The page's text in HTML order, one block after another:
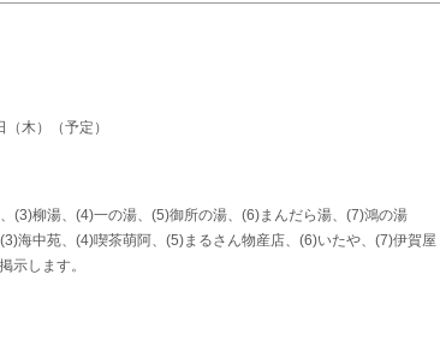
木）（予定）
(3)柳湯、(4)一の湯、(5)御所の湯、(6)まんだら湯、(7)鴻の湯
海中苑、(4)喫茶萌阿、(5)まるさん物産店、(6)いたや、(7)伊賀屋
します。